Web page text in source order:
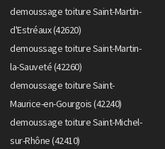
demoussage toiture Saint-Martin-
d'Estréaux (42620)
demoussage toiture Saint-Martin-
la-Sauveté (42260)
demoussage toiture Saint-
Maurice-en-Gourgois (42240)
demoussage toiture Saint-Michel-
sur-Rhône (42410)